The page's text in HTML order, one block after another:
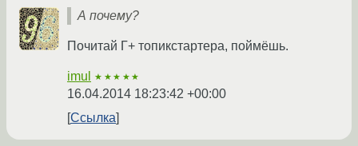
А почему?
Почитай Г+ топикстартера, поймёшь.
imul ★★★★★
16.04.2014 18:23:42 +00:00
Ссылка